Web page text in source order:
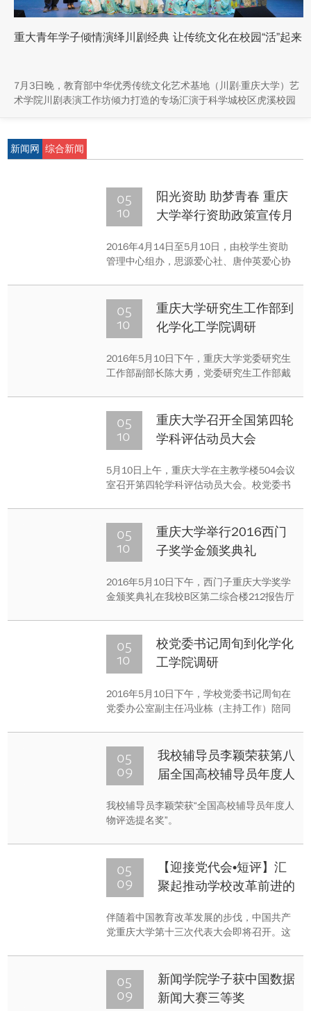
重大青年学子倾情演绎川剧经典 让传统文化在校园“活”起来
7月3日晚，教育部中华优秀传统文化艺术基地（川剧·重庆大学）艺
术学院川剧表演工作坊倾力打造的专场汇演于科学城校区虎溪校园
新闻网
综合新闻
05
10
阳光资助 助梦青春 重庆
大学举行资助政策宣传月
2016年4月14日至5月10日，由校学生资助
管理中心组办，思源爱心社、唐仲英爱心协
虎溪校区举行。
05
10
重庆大学研究生工作部到
化学化工学院调研
2016年5月10日下午，重庆大学党委研究生
工作部副部长陈大勇，党委研究生工作部戴
副书记胡小华、学办主任、研究生辅导员谢
丽参加调研。
05
10
重庆大学召开全国第四轮
学科评估动员大会
5月10日上午，重庆大学在主教学楼504会议
室召开第四轮学科评估动员大会。校党委书
管学科和研究生的副院长，以及学科评估相
部门的主要负责人参加了会议。会议由副校
长黄宗明主持。
05
10
重庆大学举行2016西门
子奖学金颁奖典礼
2016年5月10日下午，西门子重庆大学奖学
金颁奖典礼在我校B区第二综合楼212报告厅
05
10
校党委书记周旬到化学化
工学院调研
2016年5月10日下午，学校党委书记周旬在
党委办公室副主任冯业栋（主持工作）陪同
党委副书记胡小华以及各系主任参加了此次
调研。
05
09
我校辅导员李颖荣获第八
届全国高校辅导员年度人
我校辅导员李颖荣获“全国高校辅导员年度人
物评选提名奖”。
05
09
【迎接党代会•短评】汇
聚起推动学校改革前进的
伴随着中国教育改革发展的步伐，中国共产
党重庆大学第十三次代表大会即将召开。这
上次党代会以来的成绩和发展经验，并将进
一步谋划学校未来发展的蓝图，具有重要的
里程碑意义。
05
09
新闻学院学子获中国数据
新闻大赛三等奖